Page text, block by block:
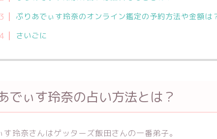
ぷりあでぃす玲奈のオンライン鑑定の予約方法や金額は
さいごに
でぃす玲奈の占い方法とは？
す玲奈さんはゲッターズ飯田さんの一番弟子。